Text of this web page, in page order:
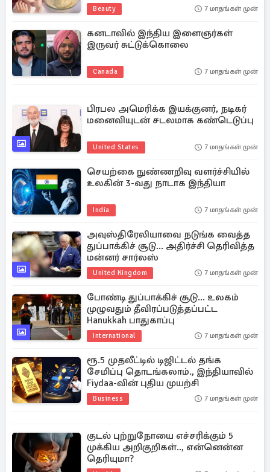
Beauty 7 மாதங்கள் முன்
கனடாவில் இந்திய இளைஞர்கள்
இருவர் சுட்டுக்கொலை
Canada 7 மாதங்கள் முன்
பிரபல அமெரிக்க இயக்குனர், நடிகர்
மனைவியுடன் சடலமாக கண்டெடுப்பு
United States 7 மாதங்கள் முன்
செயற்கை நுண்ணறிவு வளர்ச்சியில்
உலகின் 3-வது நாடாக இந்தியா
India 7 மாதங்கள் முன்
அவுஸ்திரேலியாவை நடுங்க வைத்த
துப்பாக்கிச் சூடு... அதிர்ச்சி தெரிவித்த
மன்னர் சார்லஸ்
United Kingdom 7 மாதங்கள் முன்
போண்டி துப்பாக்கிச் சூடு... உலகம்
முழுவதும் தீவிரப்படுத்தப்பட்ட
Hanukkah பாதுகாப்பு
International 7 மாதங்கள் முன்
ரூ.5 முதலீட்டில் டிஜிட்டல் தங்க
சேமிப்பு தொடங்கலாம்., இந்தியாவில்
Fiydaa-வின் புதிய முயற்சி
Business 7 மாதங்கள் முன்
குடல் புற்றுநோயை எச்சரிக்கும் 5
முக்கிய அறிகுறிகள்.., என்னென்ன
தெரியுமா?